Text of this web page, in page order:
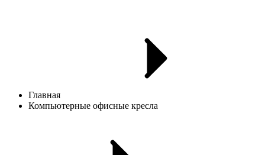
Главная
Компьютерные офисные кресла